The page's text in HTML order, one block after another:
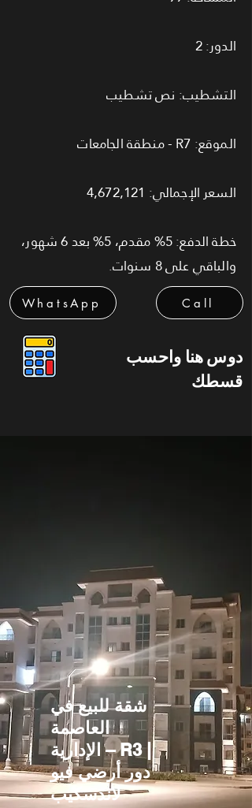
الدور: 2
التشطيب: نص تشطيب
الموقع: R7 - منطقة الجامعات
السعر الإجمالي: 4,672,121
خطة الدفع: 5% مقدم، 5% بعد 6 شهور،
والباقي على 8 سنوات.
WhatsApp Call
دوس هنا واحسب
قسطك
شقة للبيع في
العاصمة
الإدارية – R3 |
دور أرضي فيو
لاندسكيب